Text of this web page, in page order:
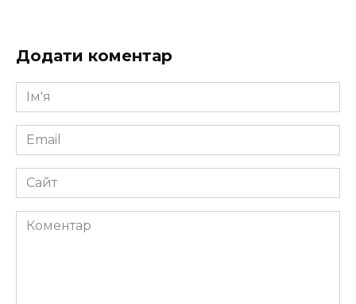
Додати коментар
Ім'я
*
Email
*
Сайт
Коментар